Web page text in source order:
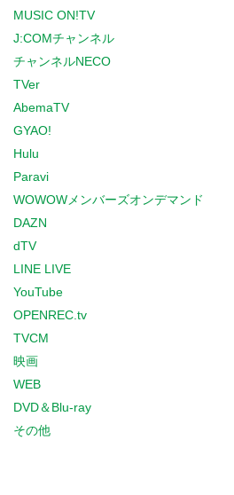
MUSIC ON!TV
J:COMチャンネル
チャンネルNECO
TVer
AbemaTV
GYAO!
Hulu
Paravi
WOWOWメンバーズオンデマンド
DAZN
dTV
LINE LIVE
YouTube
OPENREC.tv
TVCM
映画
WEB
DVD＆Blu-ray
その他